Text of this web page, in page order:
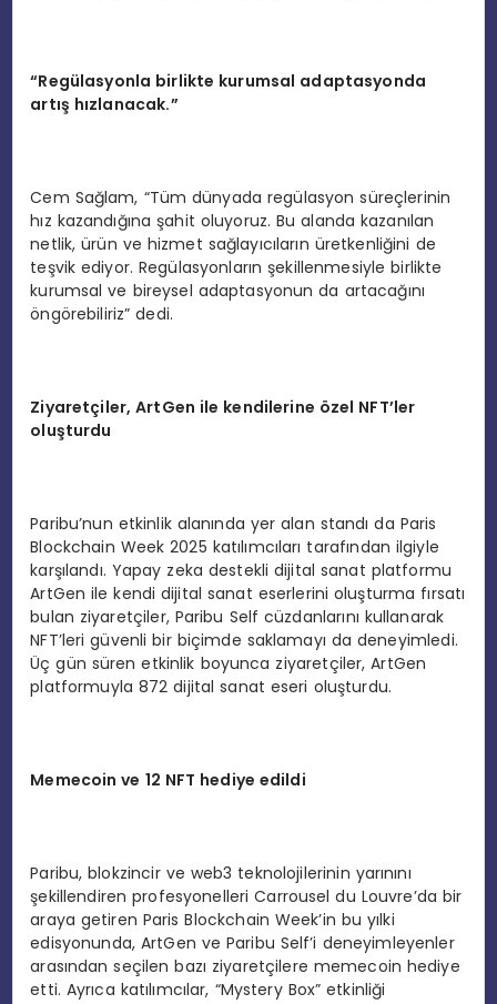
“Regülasyonla birlikte kurumsal adaptasyonda
artış hızlanacak.”
Cem Sağlam, “Tüm dünyada regülasyon süreçlerinin
hız kazandığına şahit oluyoruz. Bu alanda kazanılan
netlik, ürün ve hizmet sağlayıcıların üretkenliğini de
teşvik ediyor. Regülasyonların şekillenmesiyle birlikte
kurumsal ve bireysel adaptasyonun da artacağını
öngörebiliriz” dedi.
Ziyaretçiler, ArtGen ile kendilerine özel NFT’ler
oluşturdu
Paribu’nun etkinlik alanında yer alan standı da Paris
Blockchain Week 2025 katılımcıları tarafından ilgiyle
karşılandı. Yapay zeka destekli dijital sanat platformu
ArtGen ile kendi dijital sanat eserlerini oluşturma fırsatı
bulan ziyaretçiler, Paribu Self cüzdanlarını kullanarak
NFT’leri güvenli bir biçimde saklamayı da deneyimledi.
Üç gün süren etkinlik boyunca ziyaretçiler, ArtGen
platformuyla 872 dijital sanat eseri oluşturdu.
Memecoin ve 12 NFT hediye edildi
Paribu, blokzincir ve web3 teknolojilerinin yarınını
şekillendiren profesyonelleri Carrousel du Louvre’da bir
araya getiren Paris Blockchain Week’in bu yılki
edisyonunda, ArtGen ve Paribu Self’i deneyimleyenler
arasından seçilen bazı ziyaretçilere memecoin hediye
etti. Ayrıca katılımcılar, “Mystery Box” etkinliği